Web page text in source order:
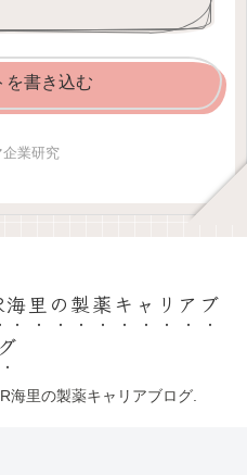
を書き込む
企業研究
里の製薬キャリアブ
海里の製薬キャリアブログ.